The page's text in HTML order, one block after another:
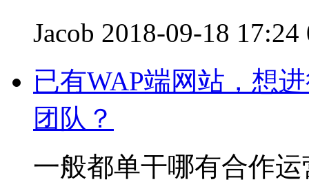
Jacob 2018-09-18 17:24
已有WAP端网站，想
团队？
一般都单干哪有合作